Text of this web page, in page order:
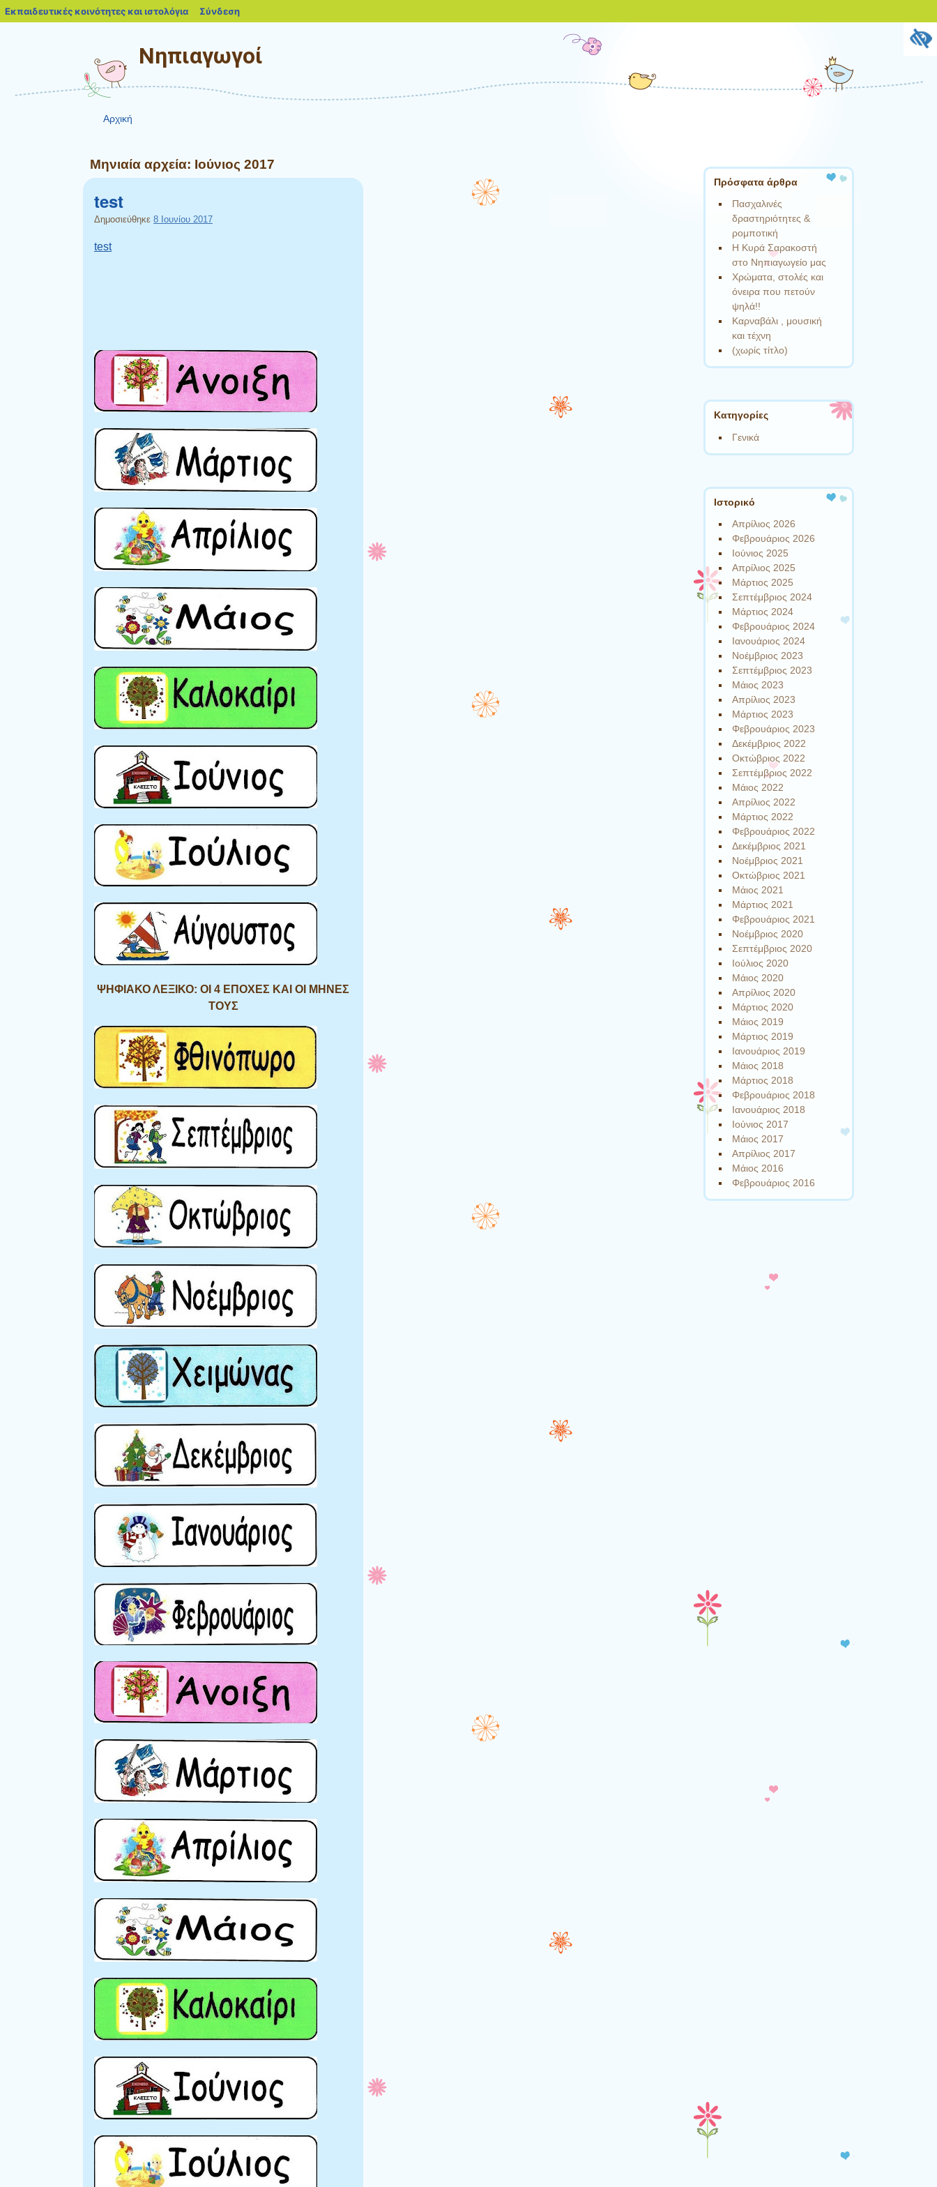
Νηπιαγωγοί
Αρχική
Μηνιαία αρχεία: Ιούνιος 2017
test
Δημοσιεύθηκε 8 Ιουνίου 2017
test
ΨΗΦΙΑΚΟ ΛΕΞΙΚΟ: ΟΙ 4 ΕΠΟΧΕΣ ΚΑΙ ΟΙ ΜΗΝΕΣ
ΤΟΥΣ
Πρόσφατα άρθρα
Πασχαλινές
δραστηριότητες &
ρομποτική
Η Κυρά Σαρακοστή
στο Νηπιαγωγείο μας
Χρώματα, στολές και
όνειρα που πετούν
ψηλά!!
Καρναβάλι , μουσική
και τέχνη
(χωρίς τίτλο)
Kατηγορίες
Γενικά
Ιστορικό
Απρίλιος 2026
Φεβρουάριος 2026
Ιούνιος 2025
Απρίλιος 2025
Μάρτιος 2025
Σεπτέμβριος 2024
Μάρτιος 2024
Φεβρουάριος 2024
Ιανουάριος 2024
Νοέμβριος 2023
Σεπτέμβριος 2023
Μάιος 2023
Απρίλιος 2023
Μάρτιος 2023
Φεβρουάριος 2023
Δεκέμβριος 2022
Οκτώβριος 2022
Σεπτέμβριος 2022
Μάιος 2022
Απρίλιος 2022
Μάρτιος 2022
Φεβρουάριος 2022
Δεκέμβριος 2021
Νοέμβριος 2021
Οκτώβριος 2021
Μάιος 2021
Μάρτιος 2021
Φεβρουάριος 2021
Νοέμβριος 2020
Σεπτέμβριος 2020
Ιούλιος 2020
Μάιος 2020
Απρίλιος 2020
Μάρτιος 2020
Μάιος 2019
Μάρτιος 2019
Ιανουάριος 2019
Μάιος 2018
Μάρτιος 2018
Φεβρουάριος 2018
Ιανουάριος 2018
Ιούνιος 2017
Μάιος 2017
Απρίλιος 2017
Μάιος 2016
Φεβρουάριος 2016
Εκπαιδευτικές κοινότητες και ιστολόγια blogs.sch.gr
Σύνδεση